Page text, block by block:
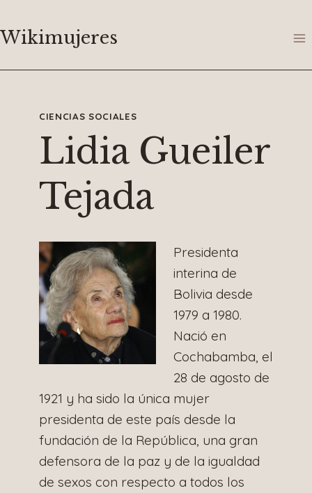
al
Wikimujeres
CIENCIAS SOCIALES
Lidia Gueiler
Tejada
Presidenta
interina de
Bolivia desde
1979 a 1980.
Nació en
Cochabamba, el
28 de agosto de
1921 y ha sido la única mujer
presidenta de este país desde la
fundación de la República, una gran
defensora de la paz y de la igualdad
de sexos con respecto a todos los